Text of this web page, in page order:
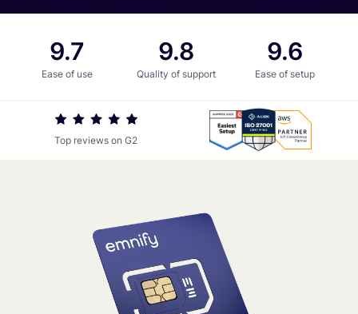
Edificios inteligentes
9.7
Ease of use
9.89.8
Quality of support
9.69.6
Ease of setup
Top reviews on G2
G2
Summer
2025
iso
27001
certificate
AWS
IoT